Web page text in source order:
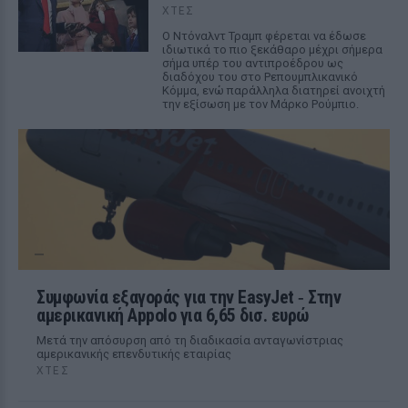
ΧΤΕΣ
Ο Ντόναλντ Τραμπ φέρεται να έδωσε
ιδιωτικά το πιο ξεκάθαρο μέχρι σήμερα
σήμα υπέρ του αντιπροέδρου ως
διαδόχου του στο Ρεπουμπλικανικό
Κόμμα, ενώ παράλληλα διατηρεί ανοιχτή
την εξίσωση με τον Μάρκο Ρούμπιο.
Συμφωνία εξαγοράς για την EasyJet ‑ Στην
αμερικανική Appolo για 6,65 δισ. ευρώ
Μετά την απόσυρση από τη διαδικασία ανταγωνίστριας
αμερικανικής επενδυτικής εταιρίας
ΧΤΕΣ